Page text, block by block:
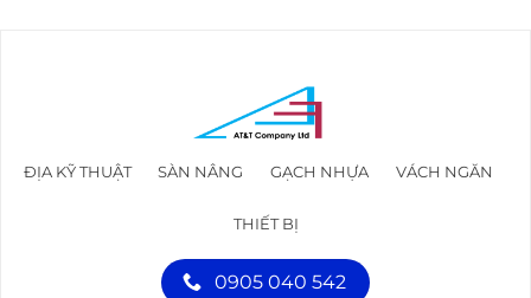
ĐỊA KỸ THUẬT SÀN NÂNG GẠCH NHỰA VÁCH NGĂN
THIẾT BỊ
0905 040 542